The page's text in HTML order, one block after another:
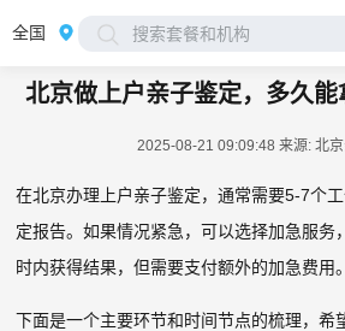
全国 搜索套餐和机构
北京做上户亲子鉴定，多久能
2025-08-21 09:09:48 来源: 北
在北京办理上户亲子鉴定，通常需要5-7个
定报告。如果情况紧急，可以选择加急服务
时内获得结果，但需要支付额外的加急费用。
下面是一个主要环节和时间节点的梳理，希